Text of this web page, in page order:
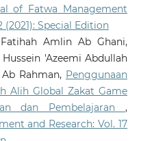
of Fatwa Management
(2021): Special Edition
Amlin Ab Ghani,
'Azeemi Abdullah
Rahman, Penggunaan
Alih Global Zakat Game
dan Pembelajaran,
and Research: Vol. 17